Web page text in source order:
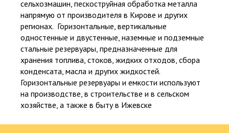
Официальный представитель крупнейших и проверенных
производителей
25
от 5 до 25 лет официальной гарантии на работы и изделия
267
Суммарный опыт сертифицированных специалистов более 200 лет
сельхозмашин, пескоструйная обработка металла
напрямую от производителя в Кирове и других
регионах. Горизонтальные, вертикальные
одностенные и двустенные, наземные и подземные
стальные резервуары, предназначенные для
хранения топлива, стоков, жидких отходов, сбора
конденсата, масла и других жидкостей.
Горизонтальные резервуары и емкости используют
на производстве, в строительстве и в сельском
хозяйстве, а также в быту в Ижевске